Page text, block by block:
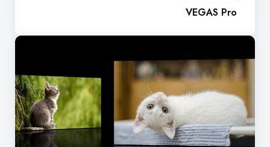
VEGAS Pro